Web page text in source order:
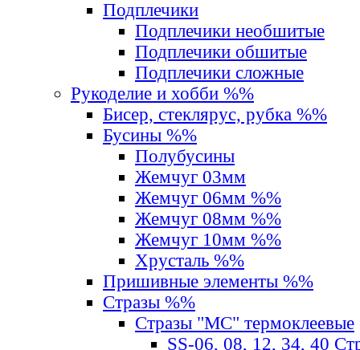
Подплечики
Подплечики необшитые
Подплечики обшитые
Подплечики сложные
Рукоделие и хобби %%
Бисер, стеклярус, рубка %%
Бусины %%
Полубусины
Жемчуг 03мм
Жемчуг 06мм %%
Жемчуг 08мм %%
Жемчуг 10мм %%
Хрусталь %%
Пришивные элементы %%
Стразы %%
Стразы "MС" термоклеевые
SS-06, 08, 12, 34, 40